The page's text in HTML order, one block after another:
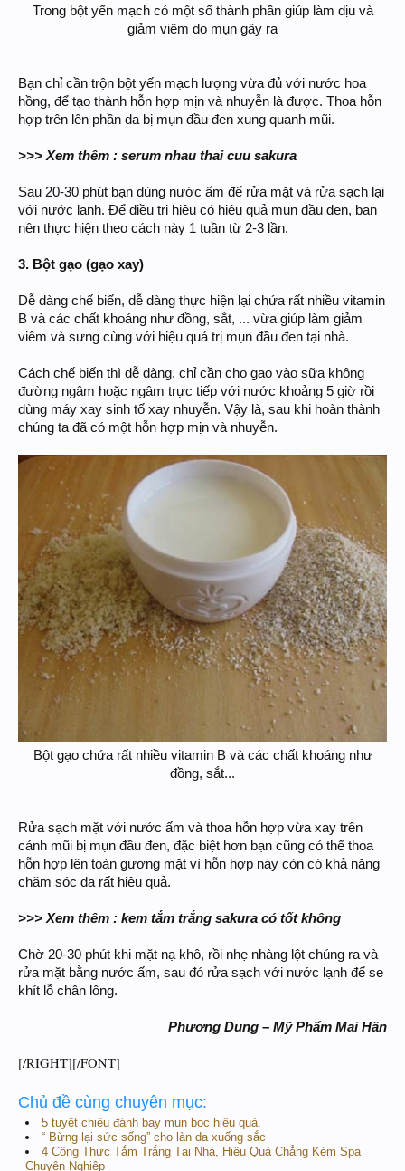
Trong bột yến mạch có một số thành phần giúp làm dịu và
giảm viêm do mụn gây ra
Bạn chỉ cần trộn bột yến mạch lượng vừa đủ với nước hoa
hồng, để tạo thành hỗn hợp mịn và nhuyễn là được. Thoa hỗn
hợp trên lên phần da bị mụn đầu đen xung quanh mũi.
>>> Xem thêm : serum nhau thai cuu sakura
Sau 20-30 phút bạn dùng nước ấm để rửa mặt và rửa sạch lại
với nước lạnh. Để điều trị hiệu có hiệu quả mụn đầu đen, bạn
nên thực hiện theo cách này 1 tuần từ 2-3 lần.
3. Bột gạo (gạo xay)
Dễ dàng chế biến, dễ dàng thực hiện lại chứa rất nhiều vitamin
B và các chất khoáng như đồng, sắt, ... vừa giúp làm giảm
viêm và sưng cùng với hiệu quả trị mụn đầu đen tại nhà.
Cách chế biến thì dễ dàng, chỉ cần cho gạo vào sữa không
đường ngâm hoặc ngâm trực tiếp với nước khoảng 5 giờ rồi
dùng máy xay sinh tố xay nhuyễn. Vậy là, sau khi hoàn thành
chúng ta đã có một hỗn hợp mịn và nhuyễn.
Bột gạo chứa rất nhiều vitamin B và các chất khoáng như
đồng, sắt...
Rửa sạch mặt với nước ấm và thoa hỗn hợp vừa xay trên
cánh mũi bị mụn đầu đen, đặc biệt hơn bạn cũng có thể thoa
hỗn hợp lên toàn gương mặt vì hỗn hợp này còn có khả năng
chăm sóc da rất hiệu quả.
>>> Xem thêm : kem tắm trắng sakura có tốt không
Chờ 20-30 phút khi mặt nạ khô, rồi nhẹ nhàng lột chúng ra và
rửa mặt bằng nước ấm, sau đó rửa sạch với nước lạnh để se
khít lỗ chân lông.
Phương Dung – Mỹ Phẩm Mai Hân
[/RIGHT][/FONT]
Chủ đề cùng chuyên mục:
5 tuyệt chiêu đánh bay mụn bọc hiệu quả.
“ Bừng lại sức sống” cho làn da xuống sắc
4 Công Thức Tắm Trắng Tại Nhà, Hiệu Quả Chẳng Kém Spa
Chuyên Nghiệp